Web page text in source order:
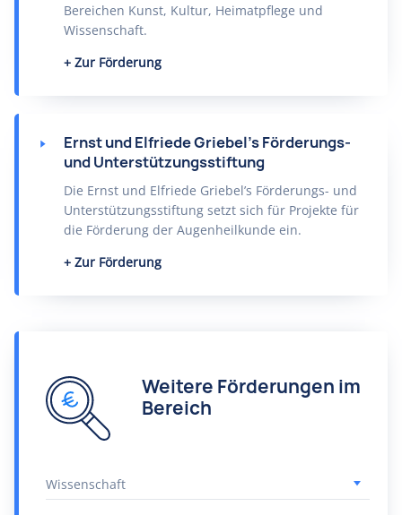
Bereichen Kunst, Kultur, Heimatpflege und
Wissenschaft.
Zur Förderung
Ernst und Elfriede Griebel’s Förderungs-
und Unterstützungsstiftung
Die Ernst und Elfriede Griebel’s Förderungs- und
Unterstützungsstiftung setzt sich für Projekte für
die Förderung der Augenheilkunde ein.
Zur Förderung
Weitere Förderungen im
Bereich